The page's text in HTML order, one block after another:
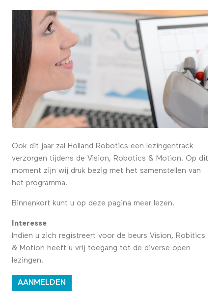
Ook dit jaar zal Holland Robotics een lezingentrack
verzorgen tijdens de Vision, Robotics & Motion. Op dit
moment zijn wij druk bezig met het samenstellen van
het programma.
Binnenkort kunt u op deze pagina meer lezen.
Interesse
Indien u zich registreert voor de beurs Vision, Robitics
& Motion heeft u vrij toegang tot de diverse open
lezingen.
AANMELDEN